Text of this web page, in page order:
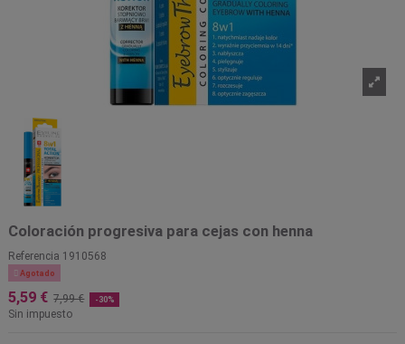
Coloración progresiva para cejas con henna
Referencia 1910568
 Agotado
5,59 € 7,99 € -30%
Sin impuesto